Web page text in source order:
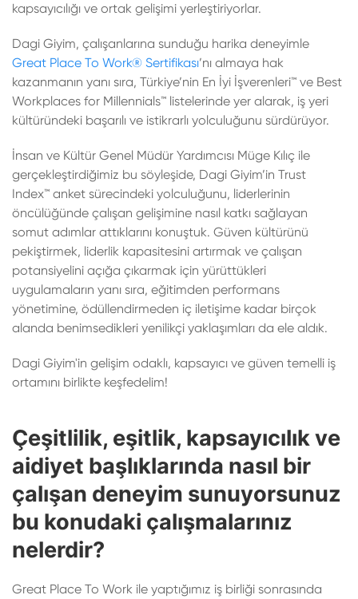
kapsayıcılığı ve ortak gelişimi yerleştiriyorlar.
Dagi Giyim, çalışanlarına sunduğu harika deneyimle
Great Place To Work® Sertifikası’nı almaya hak
kazanmanın yanı sıra, Türkiye’nin En İyi İşverenleri™ ve Best
Workplaces for Millennials™ listelerinde yer alarak, iş yeri
kültüründeki başarılı ve istikrarlı yolculuğunu sürdürüyor.
İnsan ve Kültür Genel Müdür Yardımcısı Müge Kılıç ile
gerçekleştirdiğimiz bu söyleşide, Dagi Giyim’in Trust
Index™ anket sürecindeki yolculuğunu, liderlerinin
öncülüğünde çalışan gelişimine nasıl katkı sağlayan
somut adımlar attıklarını konuştuk. Güven kültürünü
pekiştirmek, liderlik kapasitesini artırmak ve çalışan
potansiyelini açığa çıkarmak için yürüttükleri
uygulamaların yanı sıra, eğitimden performans
yönetimine, ödüllendirmeden iç iletişime kadar birçok
alanda benimsedikleri yenilikçi yaklaşımları da ele aldık.
Dagi Giyim'in gelişim odaklı, kapsayıcı ve güven temelli iş
ortamını birlikte keşfedelim!
Çeşitlilik, eşitlik, kapsayıcılık ve
aidiyet başlıklarında nasıl bir
çalışan deneyim sunuyorsunuz
bu konudaki çalışmalarınız
nelerdir?
Great Place To Work ile yaptığımız iş birliği sonrasında